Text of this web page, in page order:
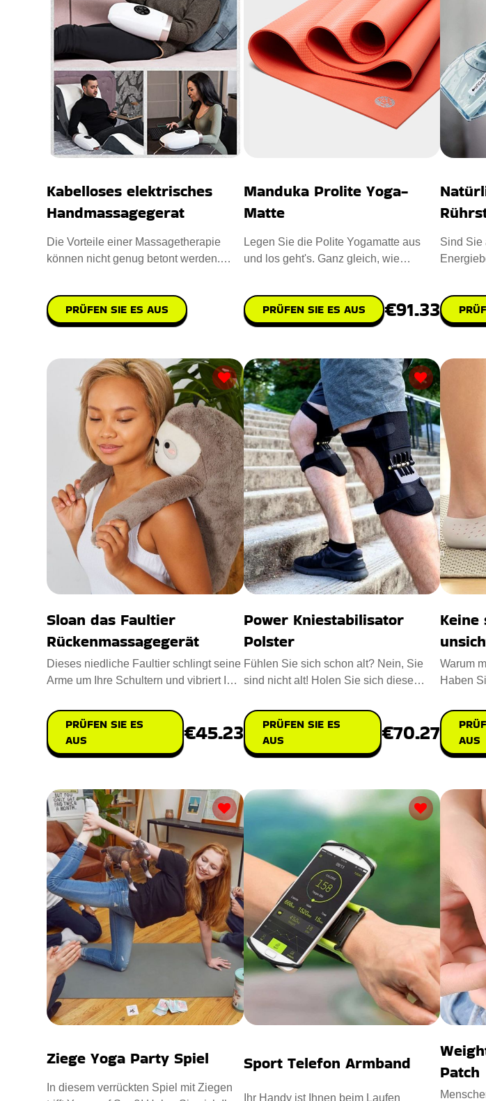
Kabelloses elektrisches
Handmassagegerat
Die Vorteile einer Massagetherapie
können nicht genug betont werden.
PRÜFEN SIE ES AUS
Manduka Prolite Yoga-
Matte
Legen Sie die Polite Yogamatte aus
und los geht's. Ganz gleich, wie
PRÜFEN SIE ES AUS €91.33
Sind Sie
Sloan das Faultier
Rückenmassagegerät
Dieses niedliche Faultier schlingt seine
Arme um Ihre Schultern und vibriert Ihre
PRÜFEN SIE ES
AUS
€45.23
Power Kniestabilisator
Polster
Fühlen Sie sich schon alt? Nein, Sie
sind nicht alt! Holen Sie sich diese
PRÜFEN SIE ES
AUS
€70.27
Keine
Warum
Haben
AUS
Ziege Yoga Party Spiel
In diesem verrückten Spiel mit Ziegen
Sport Telefon Armband
Ihr Handy ist Ihnen beim Laufen
Patch